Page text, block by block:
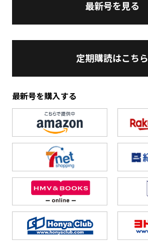
最新号を見る
定期購読はこちら
最新号を購入する